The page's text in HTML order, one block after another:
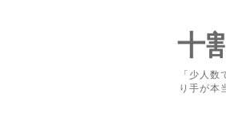
十
「少人
り手が本